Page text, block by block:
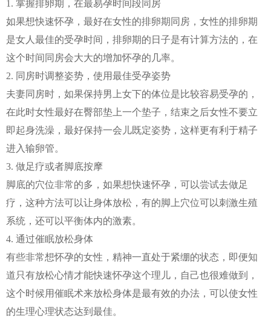
1. 掌握排卵期，在最易孕时间段同房
如果想快速怀孕，最好在女性的排卵期同房，女性的排卵期
是女人最佳的受孕时间，排卵期的日子是有计算方法的，在
这个时间同房会大大的增加怀孕的几率。
2. 同房时调整姿势，使用最佳受孕姿势
夫妻同房时，如果保持男上女下的体位是比较容易受孕的，
在此时女性最好在臀部垫上一个垫子，结束之后女性不要立
即起身洗澡，最好保持一会儿既定姿势，这样更有利于精子
进入输卵管。
3. 做足疗或者脚底按摩
脚底的穴位非常的多，如果想快速怀孕，可以尝试去做足
疗，这种方法可以让身体放松，有的脚上穴位可以刺激生殖
系统，还可以平衡体内的激素。
4. 通过催眠放松身体
有些非常想怀孕的女性，精神一直处于紧绷的状态，即便知
道只有放松心情才能快速怀孕这个理儿，自己也很难做到，
这个时候用催眠术来放松身体是最有效的办法，可以使女性
的生理心理状态达到最佳。